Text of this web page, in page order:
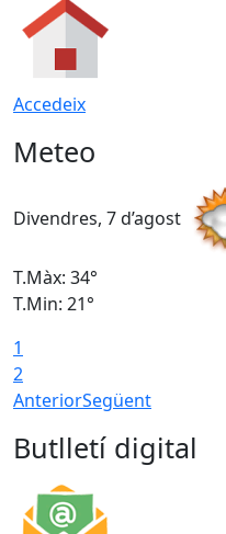
Accedeix
Meteo
Divendres, 7 d’agost
T.Màx: 34°
T.Min: 21°
1
2
AnteriorSegüent
Butlletí digital